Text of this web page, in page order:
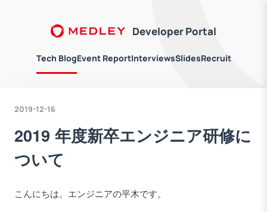
Developer Portal
Tech BlogEvent ReportInterviewsSlidesRecruit
2019-12-16
2019 年度新卒エンジニア研修に
ついて
こんにちは。エンジニアの平木です。